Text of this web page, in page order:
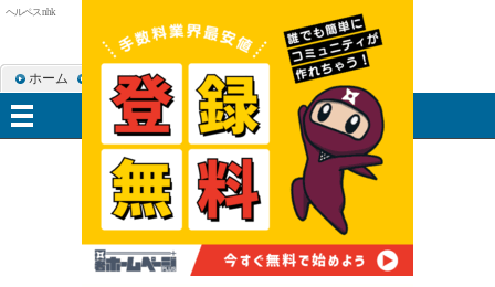
ヘルペス nhk
ホーム RSS購読 サイトマップ
メニュー